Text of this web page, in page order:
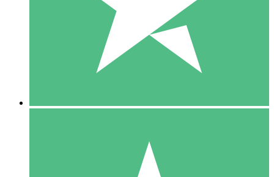
10 00
10 Descargas
20 00